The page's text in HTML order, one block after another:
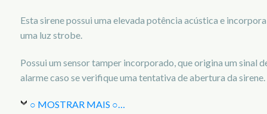
Esta sirene possui uma elevada potência acústica e incorpora
uma luz strobe.
Possui um sensor tamper incorporado, que origina um sinal
alarme caso se verifique uma tentativa de abertura da sirene.
○ MOSTRAR MAIS ○…